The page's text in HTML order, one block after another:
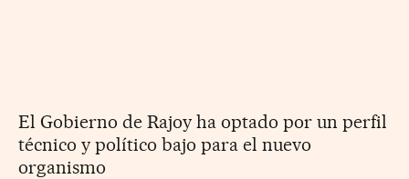
El Gobierno de Rajoy ha optado por un perfil
técnico y político bajo para el nuevo
organismo